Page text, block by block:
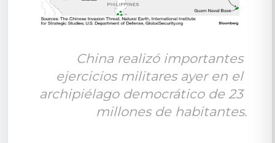
China realizó importantes
ejercicios militares ayer en el
archipiélago democrático de 23
millones de habitantes.